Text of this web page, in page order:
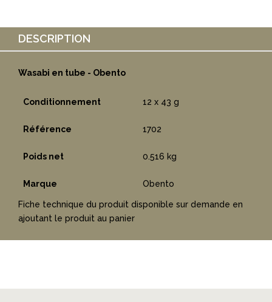
DESCRIPTION
Wasabi en tube - Obento
Conditionnement 12 x 43 g
Référence 1702
Poids net 0.516 kg
Marque Obento
Fiche technique du produit disponible sur demande en
ajoutant le produit au panier